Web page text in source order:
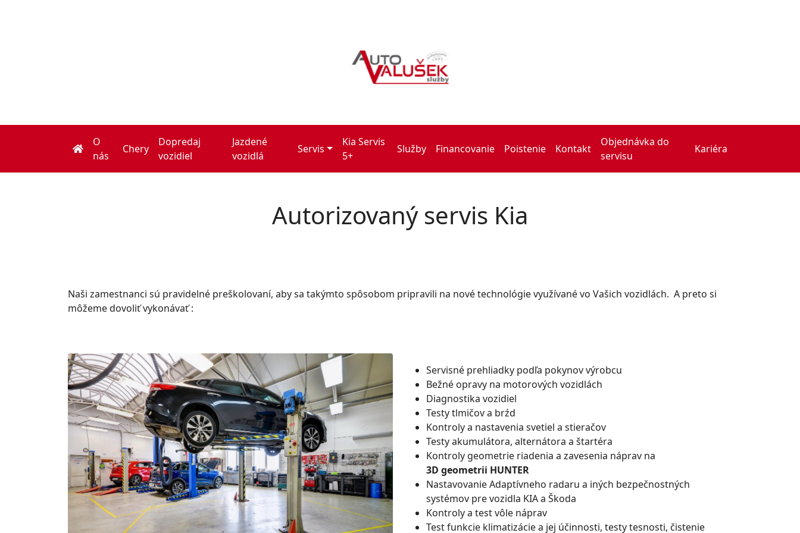
O
nás
Chery
Dopredaj
vozidiel
Jazdené
vozidlá
Servis
Kia Servis
5+
Služby Financovanie Poistenie Kontakt
Objednávka do
servisu
Kariéra
Autorizovaný servis Kia
Naši zamestnanci sú pravidelné preškolovaní, aby sa takýmto spôsobom pripravili na nové technológie využívané vo Vašich vozidlách. A preto si
môžeme dovoliť vykonávať :
Servisné prehliadky podľa pokynov výrobcu
Bežné opravy na motorových vozidlách
Diagnostika vozidiel
Testy tlmičov a brźd
Kontroly a nastavenia svetiel a stieračov
Testy akumulátora, alternátora a štartéra
Kontroly geometrie riadenia a zavesenia náprav na
3D geometrii HUNTER
Nastavovanie Adaptívneho radaru a iných bezpečnostných
systémov pre vozidla KIA a Škoda
Kontroly a test vôle náprav
Test funkcie klimatizácie a jej účinnosti, testy tesnosti, čistenie